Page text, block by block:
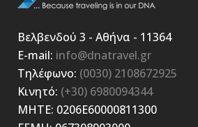
Βελβενδού 3 - Αθήνα - 11364
E-mail: info@dnatravel.gr
Τηλέφωνο: (0030) 2108672925
Κινητό: (+30) 6980094344
ΜΗΤΕ: 0206E60000811300